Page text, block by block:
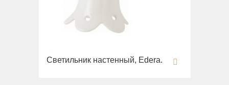
Светильник настенный, Edera.